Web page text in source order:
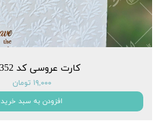
کارت عروسی کد M-1352
۱۹,۰۰۰ تومان
افزودن به سبد خرید